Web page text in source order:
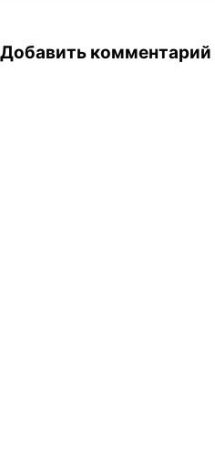
Добавить комментарий